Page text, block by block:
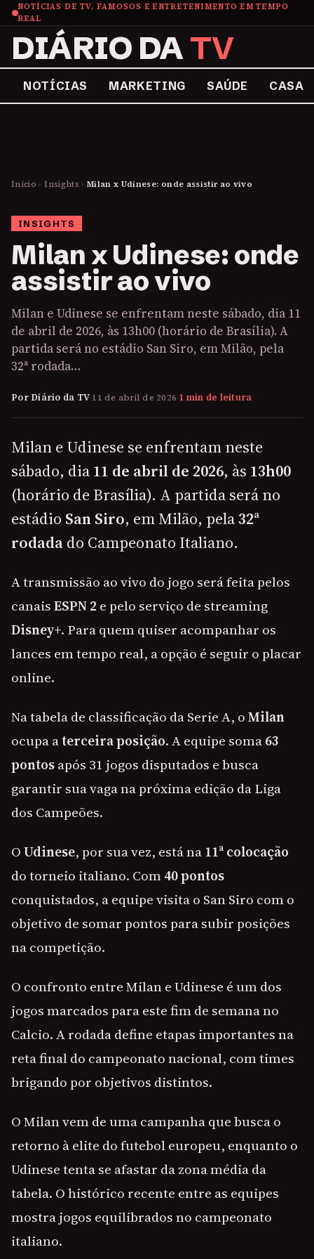
NOTÍCIAS DE TV, FAMOSOS E ENTRETENIMENTO EM TEMPO
REAL
DIÁRIO DATV
NOTÍCIAS MARKETING SAÚDE CASA
Início › Insights › Milan x Udinese: onde assistir ao vivo
INSIGHTS
Milan x Udinese: onde
assistir ao vivo
Milan e Udinese se enfrentam neste sábado, dia 11
de abril de 2026, às 13h00 (horário de Brasília). A
partida será no estádio San Siro, em Milão, pela
32ª rodada…
Por Diário da TV·11 de abril de 2026·1 min de leitura
Milan e Udinese se enfrentam neste
sábado, dia 11 de abril de 2026, às 13h00
(horário de Brasília). A partida será no
estádio San Siro, em Milão, pela32ª
rodada do Campeonato Italiano.
A transmissão ao vivo do jogo será feita pelos
canaisESPN 2 e pelo serviço de streaming
Disney+. Para quem quiser acompanhar os
lances em tempo real, a opção é seguir o placar
online.
Na tabela de classificação da Serie A, oMilan
ocupa aterceira posição. A equipe soma63
pontosapós 31 jogos disputados e busca
garantir sua vaga na próxima edição da Liga
dos Campeões.
OUdinese, por sua vez, está na11ª colocação
do torneio italiano. Com40 pontos
conquistados, a equipe visita o San Siro com o
objetivo de somar pontos para subir posições
na competição.
O confronto entre Milan e Udinese é um dos
jogos marcados para este fim de semana no
Calcio. A rodada define etapas importantes na
reta final do campeonato nacional, com times
brigando por objetivos distintos.
O Milan vem de uma campanha que busca o
retorno à elite do futebol europeu, enquanto o
Udinese tenta se afastar da zona média da
tabela. O histórico recente entre as equipes
mostra jogos equilibrados no campeonato
italiano.